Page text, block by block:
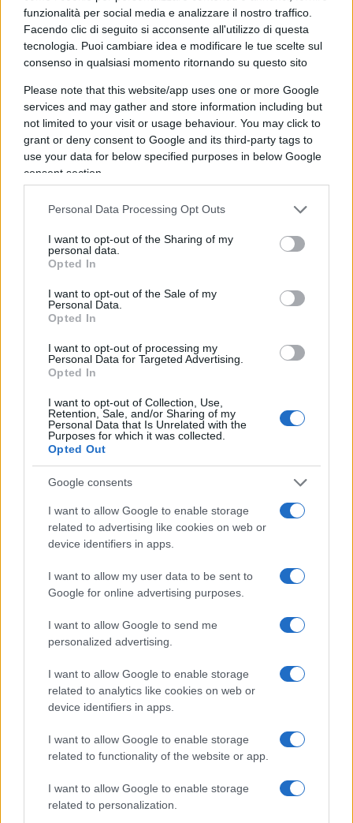
funzionalità per social media e analizzare il nostro traffico.
Facendo clic di seguito si acconsente all'utilizzo di questa
tecnologia. Puoi cambiare idea e modificare le tue scelte sul
consenso in qualsiasi momento ritornando su questo sito
Please note that this website/app uses one or more Google
services and may gather and store information including but
not limited to your visit or usage behaviour. You may click to
grant or deny consent to Google and its third-party tags to
use your data for below specified purposes in below Google
consent section.
Personal Data Processing Opt Outs
I want to opt-out of the Sharing of my
personal data.
Opted In
I want to opt-out of the Sale of my
Personal Data.
Opted In
I want to opt-out of processing my
Personal Data for Targeted Advertising.
Opted In
I want to opt-out of Collection, Use,
Retention, Sale, and/or Sharing of my
Personal Data that Is Unrelated with the
Purposes for which it was collected.
Opted Out
Google consents
I want to allow Google to enable storage
related to advertising like cookies on web or
device identifiers in apps.
I want to allow my user data to be sent to
Google for online advertising purposes.
I want to allow Google to send me
personalized advertising.
I want to allow Google to enable storage
related to analytics like cookies on web or
device identifiers in apps.
I want to allow Google to enable storage
related to functionality of the website or app.
I want to allow Google to enable storage
related to personalization.
La buona notizia arrivata ieri dal Senato è che
Giorgia Melonisembraconsapevole della forte
investitura popolarericevuta e abbia tutta
confronti degli alleati, vedremo se anche nei
confronti del Quirinale.
enorme vantaggio
che dovrebbe sfruttare sin
da subito, infatti, che né i giallo-verdi né Lega e
Forza Italia nel governo Draghi hanno avuto, è che
nessuno oggi
– né gli alleati né il Colle – si può
permettere di presentarsi agli italiani e giustificare
la mancata nascita di un governo Meloni, o una
sua troppo precoce dipartita.
Oltre che i numeri, non ne vediamo le
condizioni politiche. Anche allo stesso Pd
conviene che il governo di centrodestra parta e,
semmai, constatarne il fallimento, così da
presentarsi come “salvatore della patria”. Non
crediamo che dalle parti del Nazareno muoiano
dalla voglia di riprendersi subito il cerino (e che
cerino!).
Questo vantaggio però non durerà per sempre,
resistendo a ricatti e prevaricazioni
ha fatto ieri.
Il nodo Salvini
Uno dei nodi più delicati da sciogliere sarà il ruolo
Matteo Salvininel governo. Al contrario del
caso Ronzulli, qui a nostro avviso è interesse della
Meloni non avere un approccio punitivo o
controllo della stragrande maggioranza delle
truppe parlamentari leghiste. Dunque,